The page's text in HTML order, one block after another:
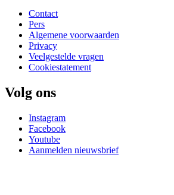
Contact
Pers
Algemene voorwaarden
Privacy
Veelgestelde vragen
Cookiestatement
Volg ons
Instagram
Facebook
Youtube
Aanmelden nieuwsbrief